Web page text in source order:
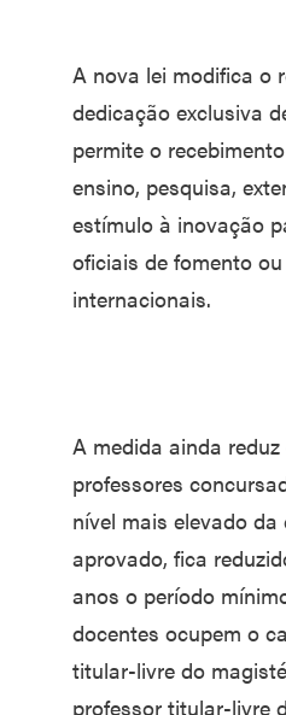
A nova lei modifica o
dedicação exclusiva
permite o
ensino, pesquisa,
estímulo à inovação
oficiais de fomento
internacionais.
A medida ainda
professores
nível mais elevado
aprovado, fica
anos o período
docentes ocupem o
titular-livre do
professor titular-livre